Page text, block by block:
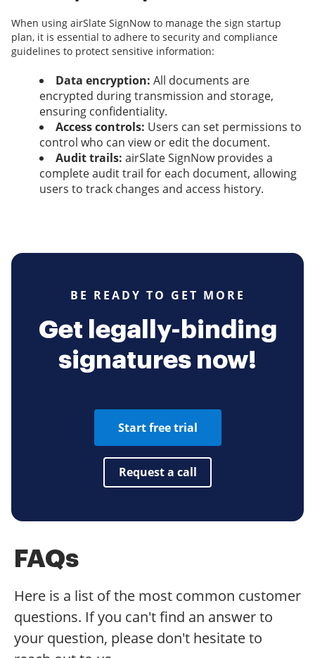
When using airSlate SignNow to manage the sign startup
plan, it is essential to adhere to security and compliance
guidelines to protect sensitive information:
Data encryption: All documents are
encrypted during transmission and storage,
ensuring confidentiality.
Access controls: Users can set permissions to
control who can view or edit the document.
Audit trails: airSlate SignNow provides a
complete audit trail for each document, allowing
users to track changes and access history.
BE READY TO GET MORE
Get legally-binding
signatures now!
Start free trial
Request a call
FAQs
Here is a list of the most common customer
questions. If you can't find an answer to
your question, please don't hesitate to